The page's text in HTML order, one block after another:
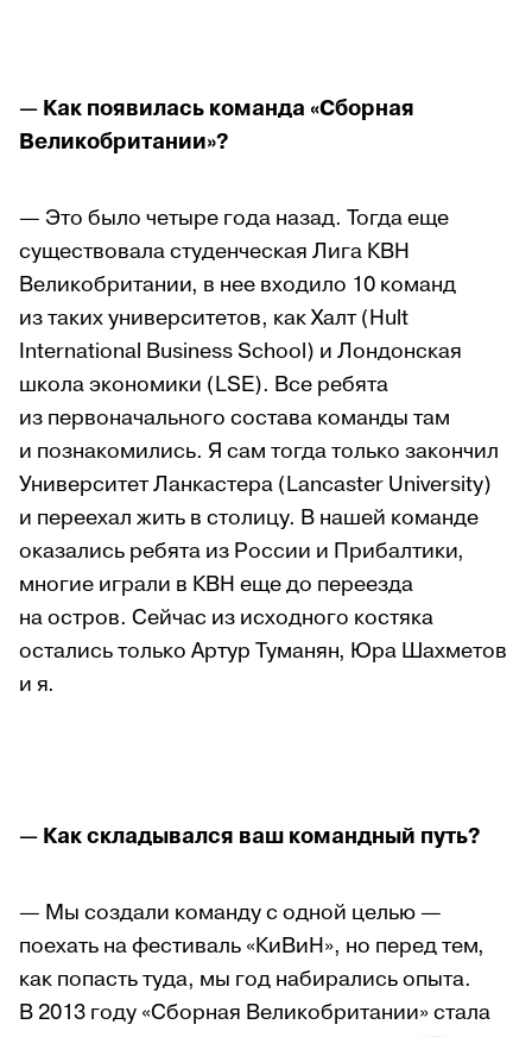
— Как появилась команда «Сборная
Великобритании»?
— Это было четыре года назад. Тогда еще
существовала студенческая Лига КВН
Великобритании, в нее входило 10 команд
из таких университетов, как Халт (Hult
International Business School) и Лондонская
школа экономики (LSE). Все ребята
из первоначального состава команды там
и познакомились. Я сам тогда только закончил
Университет Ланкастера (Lancaster University)
и переехал жить в столицу. В нашей команде
оказались ребята из России и Прибалтики,
многие играли в КВН еще до переезда
на остров. Сейчас из исходного костяка
остались только Артур Туманян, Юра Шахметов
и я.
— Как складывался ваш командный путь?
— Мы создали команду с одной целью —
поехать на фестиваль «КиВиН», но перед тем,
как попасть туда, мы год набирались опыта.
В 2013 году «Сборная Великобритании» стала